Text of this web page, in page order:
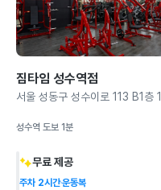
짐타임 성수역점
서울 성동구 성수이로 113 B1층
성수역 도보 1분
무료 제공
주차 2시간운동복